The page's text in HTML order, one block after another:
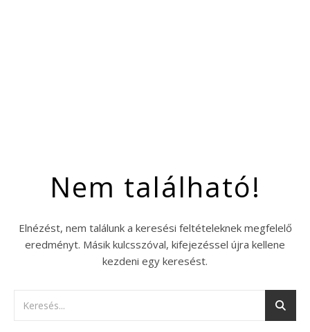
Nem található!
Elnézést, nem találunk a keresési feltételeknek megfelelő
eredményt. Másik kulcsszóval, kifejezéssel újra kellene
kezdeni egy keresést.